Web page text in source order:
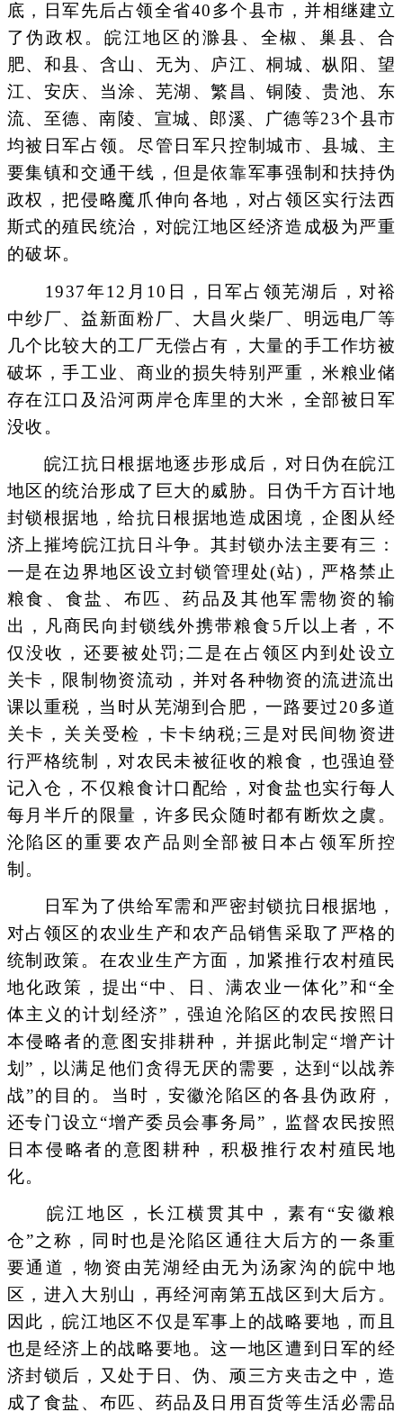
底，日军先后占领全省40多个县市，并相继建立
了伪政权。皖江地区的滁县、全椒、巢县、合
肥、和县、含山、无为、庐江、桐城、枞阳、望
江、安庆、当涂、芜湖、繁昌、铜陵、贵池、东
流、至德、南陵、宣城、郎溪、广德等23个县市
均被日军占领。尽管日军只控制城市、县城、主
要集镇和交通干线，但是依靠军事强制和扶持伪
政权，把侵略魔爪伸向各地，对占领区实行法西
斯式的殖民统治，对皖江地区经济造成极为严重
的破坏。
1937年12月10日，日军占领芜湖后，对裕
中纱厂、益新面粉厂、大昌火柴厂、明远电厂等
几个比较大的工厂无偿占有，大量的手工作坊被
破坏，手工业、商业的损失特别严重，米粮业储
存在江口及沿河两岸仓库里的大米，全部被日军
没收。
皖江抗日根据地逐步形成后，对日伪在皖江
地区的统治形成了巨大的威胁。日伪千方百计地
封锁根据地，给抗日根据地造成困境，企图从经
济上摧垮皖江抗日斗争。其封锁办法主要有三：
一是在边界地区设立封锁管理处(站)，严格禁止
粮食、食盐、布匹、药品及其他军需物资的输
出，凡商民向封锁线外携带粮食5斤以上者，不
仅没收，还要被处罚;二是在占领区内到处设立
关卡，限制物资流动，并对各种物资的流进流出
课以重税，当时从芜湖到合肥，一路要过20多道
关卡，关关受检，卡卡纳税;三是对民间物资进
行严格统制，对农民未被征收的粮食，也强迫登
记入仓，不仅粮食计口配给，对食盐也实行每人
每月半斤的限量，许多民众随时都有断炊之虞。
沦陷区的重要农产品则全部被日本占领军所控
制。
日军为了供给军需和严密封锁抗日根据地，
对占领区的农业生产和农产品销售采取了严格的
统制政策。在农业生产方面，加紧推行农村殖民
地化政策，提出“中、日、满农业一体化”和“全
体主义的计划经济”，强迫沦陷区的农民按照日
本侵略者的意图安排耕种，并据此制定“增产计
划”，以满足他们贪得无厌的需要，达到“以战养
战”的目的。当时，安徽沦陷区的各县伪政府，
还专门设立“增产委员会事务局”，监督农民按照
日本侵略者的意图耕种，积极推行农村殖民地
化。
皖江地区，长江横贯其中，素有“安徽粮
仓”之称，同时也是沦陷区通往大后方的一条重
要通道，物资由芜湖经由无为汤家沟的皖中地
区，进入大别山，再经河南第五战区到大后方。
因此，皖江地区不仅是军事上的战略要地，而且
也是经济上的战略要地。这一地区遭到日军的经
济封锁后，又处于日、伪、顽三方夹击之中，造
成了食盐、布匹、药品及日用百货等生活必需品